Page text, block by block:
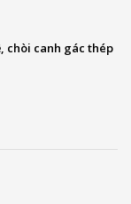
chòi canh gác thép